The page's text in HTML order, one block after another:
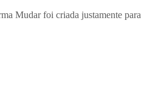
Mudar foi criada justamente para